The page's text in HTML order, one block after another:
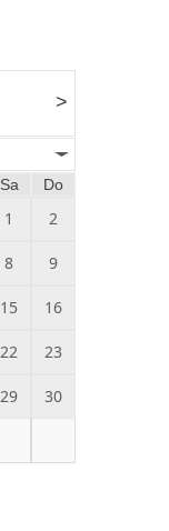
>
Sa Do
1 2
8 9
15 16
22 23
29 30